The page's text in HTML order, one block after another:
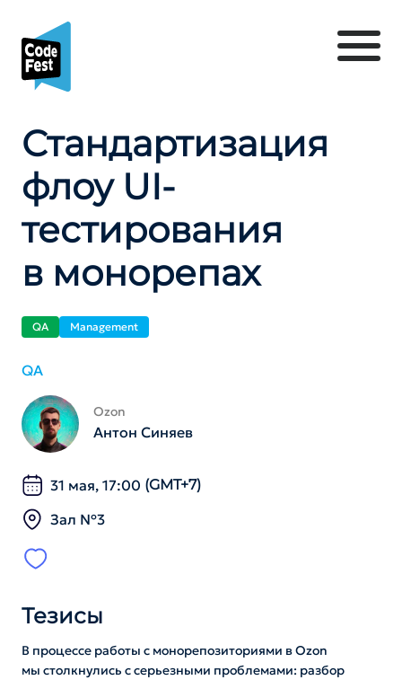
Стандартизация
флоу UI-
тестирования
в монорепах
QA Management
QA
Ozon
Антон Синяев
31 мая, 17:00 (GMT+7)
Зал №3
Тезисы
В процессе работы с монорепозиториями в Ozon
мы столкнулись с серьезными проблемами: разбор